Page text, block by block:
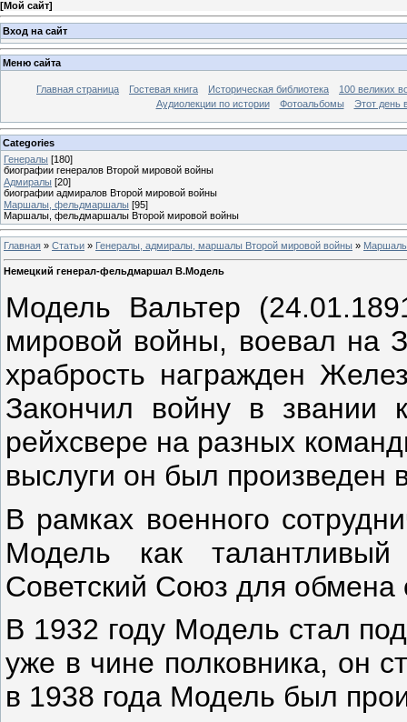
[Мой сайт]
Вход на сайт
Меню сайта
Главная страница Гостевая книга Историческая библиотека
100 великих
Аудиолекции по истории
Фотоальбомы Этот день
Categories
Генералы [180]
биографии генералов Второй мировой войны
Адмиралы [20]
биографии адмиралов Второй мировой войны
Маршалы, фельдмаршалы [95]
Маршалы, фельдмаршалы Второй мировой войны
Главная » Статьи » Генералы, адмиралы, маршалы Второй мировой войны »
Немецкий генерал-фельдмаршал В.Модель
Модель Вальтер
мировой войны, воевал на
храбрость награжден
Закончил войну в звании
рейхсвере на разных
выслуги он был произведен
В рамках военного
Модель как
Советский Союз для обмена
В 1932 году Модель стал
уже в чине полковника, он
в 1938 года Модель был